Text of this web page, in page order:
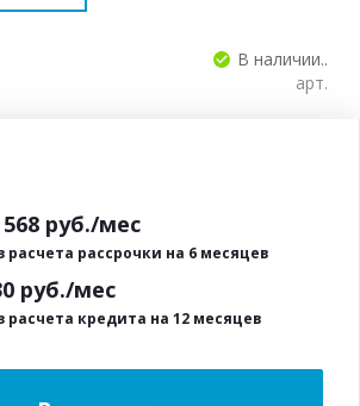
В наличии..
арт.
568 руб./мес
расчета рассрочки на 6 месяцев
руб./мес
расчета кредита на 12 месяцев